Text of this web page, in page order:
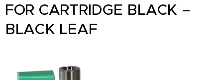
FOR CARTRIDGE BLACK –
BLACK LEAF